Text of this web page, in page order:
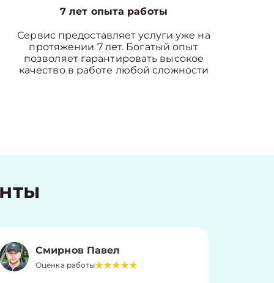
7 лет опыта работы
Сервис предоставляет услуги уже на
протяжении 7 лет. Богатый опыт
позволяет гарантировать высокое
качество в работе любой сложности
Смирнов Павел
Оценка работы